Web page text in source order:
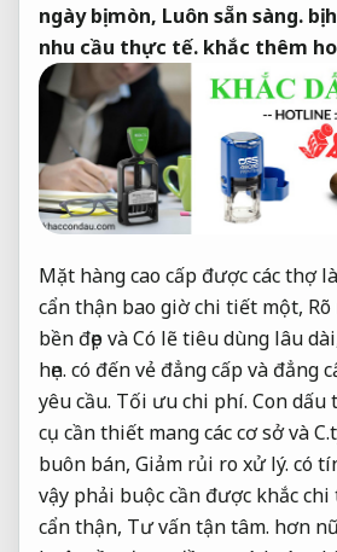
ngày bị mòn, Luôn sẵn sàng. bị
nhu cầu thực tế. khắc thêm
Mặt hàng cao cấp được các thợ
cẩn thận bao giờ chi tiết một,
bền đẹp và Có lẽ tiêu dùng lâu
hẹn. có đến vẻ đẳng cấp và đẳng
yêu cầu. Tối ưu chi phí. Con dấu
cụ cần thiết mang các cơ sở và
buôn bán, Giảm rủi ro xử lý. có
vậy phải buộc cần được khắc
cẩn thận, Tư vấn tận tâm. hơn